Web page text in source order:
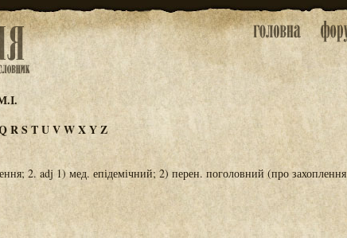
RSTUVWXYZ
2. adj 1) мед. епідемічний; 2) перен. поголовний (про захоплення